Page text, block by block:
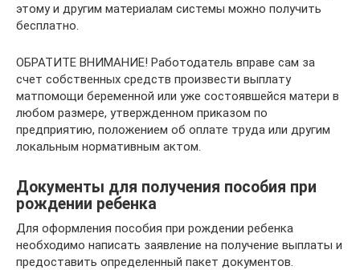
этому и другим материалам системы можно получить
бесплатно.
ОБРАТИТЕ ВНИМАНИЕ! Работодатель вправе сам за
счет собственных средств произвести выплату
матпомощи беременной или уже состоявшейся матери в
любом размере, утвержденном приказом по
предприятию, положением об оплате труда или другим
локальным нормативным актом.
Документы для получения пособия при
рождении ребенка
Для оформления пособия при рождении ребенка
необходимо написать заявление на получение выплаты и
предоставить определенный пакет документов.